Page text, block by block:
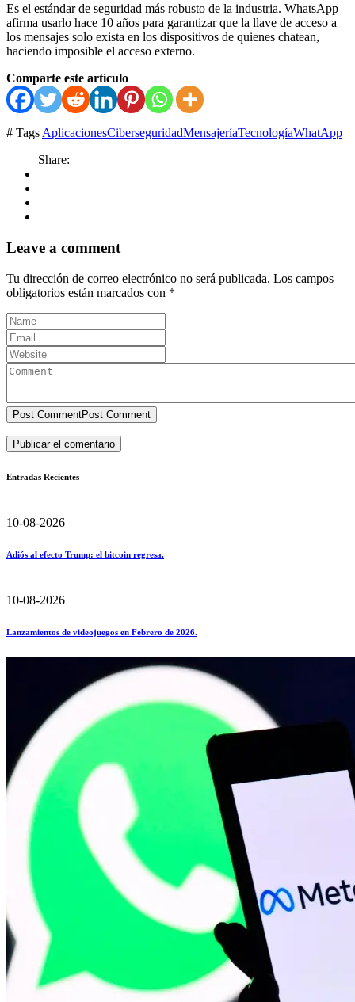
Es el estándar de seguridad más robusto de la industria. WhatsApp
afirma usarlo hace 10 años para garantizar que la llave de acceso a
los mensajes solo exista en los dispositivos de quienes chatean,
haciendo imposible el acceso externo.
Comparte este artículo
# Tags AplicacionesCiberseguridadMensajeríaTecnologíaWhatApp
Share:
Leave a comment
Tu dirección de correo electrónico no será publicada. Los campos
obligatorios están marcados con *
Post CommentPost Comment
Entradas Recientes
10-08-2026
Adiós al efecto Trump: el bitcoin regresa.
10-08-2026
Lanzamientos de videojuegos en Febrero de 2026.